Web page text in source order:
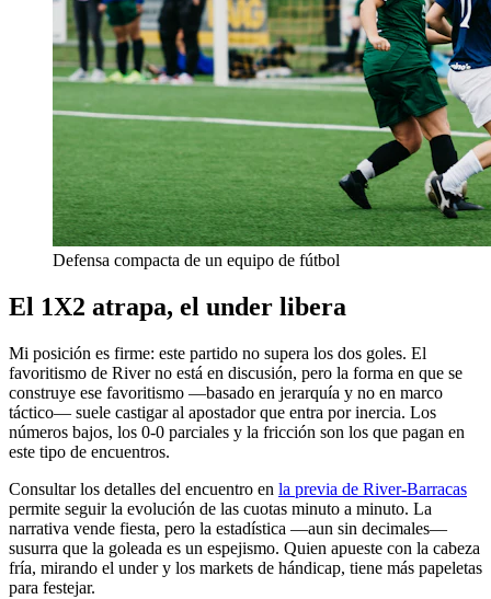
Defensa compacta de un equipo de fútbol
El 1X2 atrapa, el under libera
Mi posición es firme: este partido no supera los dos goles. El
favoritismo de River no está en discusión, pero la forma en que se
construye ese favoritismo —basado en jerarquía y no en marco
táctico— suele castigar al apostador que entra por inercia. Los
números bajos, los 0-0 parciales y la fricción son los que pagan en
este tipo de encuentros.
Consultar los detalles del encuentro en la previa de River-Barracas
permite seguir la evolución de las cuotas minuto a minuto. La
narrativa vende fiesta, pero la estadística —aun sin decimales—
susurra que la goleada es un espejismo. Quien apueste con la cabeza
fría, mirando el under y los markets de hándicap, tiene más papeletas
para festejar.